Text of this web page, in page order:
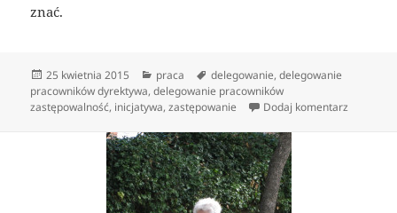
znać.
Data
publikacji
25 kwietnia 2015 Kategorie
praca Tagi
delegowanie,delegowanie
pracowników dyrektywa,delegowanie pracowników
zastępowalność, inicjatywa,zastępowanie Dodaj komentarz